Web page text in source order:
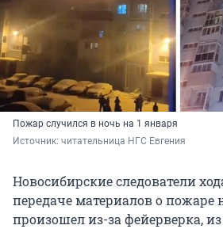
Пожар случился в ночь на 1 января
Источник: читательница НГС Евгения
Новосибирские следователи
передаче материалов о
произошел из-за фейерверка,